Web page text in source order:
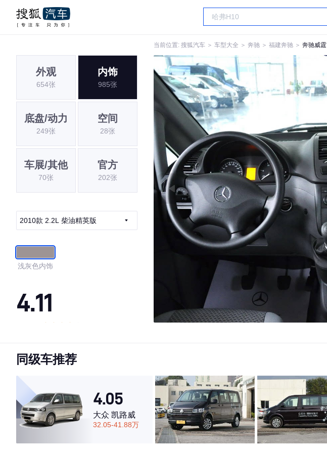
当前位置: 搜狐汽车 ＞ 车型大全 ＞ 奔驰 ＞ 福建奔驰 ＞ 奔驰威霆
外观
654张
内饰
985张
底盘/动力
249张
空间
28张
车展/其他
70张
官方
202张
2010款 2.2L 柴油精英版
浅灰色内饰
4.11
·内饰表现一般，低于89%同级车
·空间表现较为优秀，优于88%同级车
同级车推荐
4.05
大众 凯路威
32.05-41.88万